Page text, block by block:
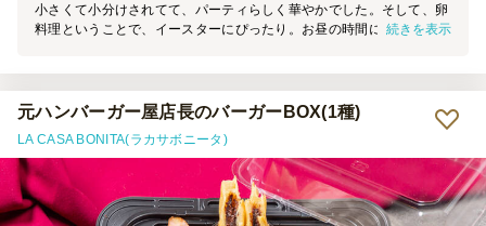
小さくて小分けされてて、パーティらしく華やかでした。そして、卵
料理ということで、イースターにぴったり。お昼の時間には、頼め
続きを表示
元ハンバーガー屋店長のバーガーBOX(1種)
LA CASA BONITA(ラカサボニータ)